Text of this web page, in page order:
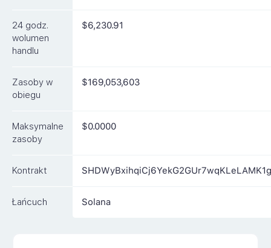
FAQ
24 godz.
wolumen
handlu
$6,230.91
Zasoby w
obiegu
$169,053,603
Maksymalne
zasoby
$0.0000
Kontrakt
Łańcuch Solana